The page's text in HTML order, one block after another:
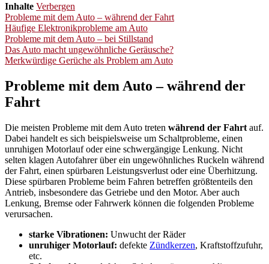
Inhalte Verbergen
Probleme mit dem Auto – während der Fahrt
Häufige Elektronikprobleme am Auto
Probleme mit dem Auto – bei Stillstand
Das Auto macht ungewöhnliche Geräusche?
Merkwürdige Gerüche als Problem am Auto
Probleme mit dem Auto – während der
Fahrt
Die meisten Probleme mit dem Auto treten während der Fahrt auf.
Dabei handelt es sich beispielsweise um Schaltprobleme, einen
unruhigen Motorlauf oder eine schwergängige Lenkung. Nicht
selten klagen Autofahrer über ein ungewöhnliches Ruckeln während
der Fahrt, einen spürbaren Leistungsverlust oder eine Überhitzung.
Diese spürbaren Probleme beim Fahren betreffen größtenteils den
Antrieb, insbesondere das Getriebe und den Motor. Aber auch
Lenkung, Bremse oder Fahrwerk können die folgenden Probleme
verursachen.
starke Vibrationen: Unwucht der Räder
unruhiger Motorlauf: defekte Zündkerzen, Kraftstoffzufuhr,
etc.